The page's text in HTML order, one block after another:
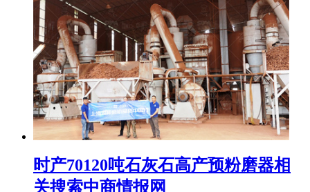
时产70120吨石灰石高产预粉磨器相
关搜索中商情报网